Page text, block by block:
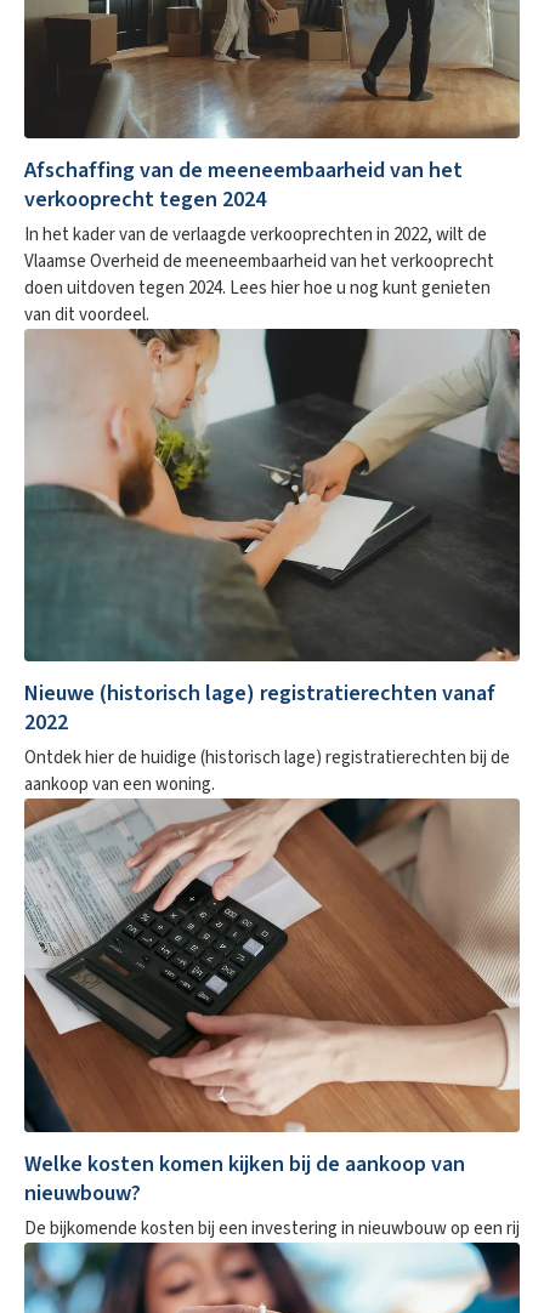
Afschaffing van de meeneembaarheid van het
verkooprecht tegen 2024
In het kader van de verlaagde verkooprechten in 2022, wilt de
Vlaamse Overheid de meeneembaarheid van het verkooprecht
doen uitdoven tegen 2024. Lees hier hoe u nog kunt genieten
van dit voordeel.
Nieuwe (historisch lage) registratierechten vanaf
2022
Ontdek hier de huidige (historisch lage) registratierechten bij de
aankoop van een woning.
Welke kosten komen kijken bij de aankoop van
nieuwbouw?
De bijkomende kosten bij een investering in nieuwbouw op een rij